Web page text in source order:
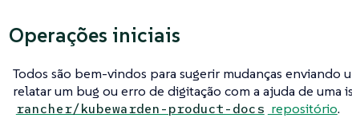
Operações iniciais
Todos são bem-vindos para sugerir mudanças enviando
relatar um bug ou erro de digitação com a ajuda de uma
rancher/kubewarden-product-docs repositório.